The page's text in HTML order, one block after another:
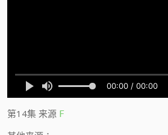
第14集 来源 F